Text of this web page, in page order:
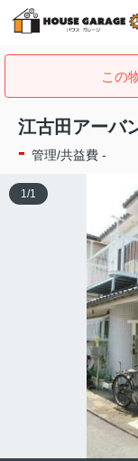
この
江古田アーバ
- 管理/共益費 -
1/1